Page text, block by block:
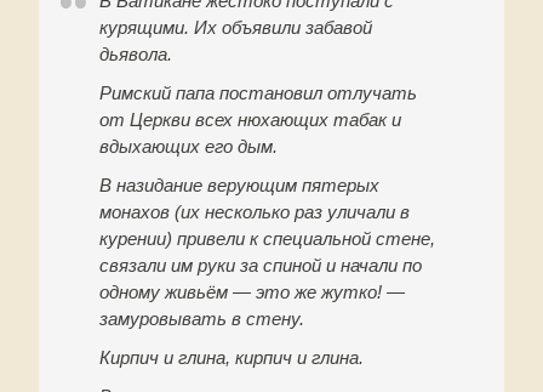
курящими. Их объявили забавой
дьявола.
Римский папа постановил отлучать
от Церкви всех нюхающих табак и
вдыхающих его дым.
В назидание верующим пятерых
монахов (их несколько раз уличали в
курении) привели к специальной стене,
связали им руки за спиной и начали по
одному живьём — это же жутко! —
замуровывать в стену.
Кирпич и глина, кирпич и глина.